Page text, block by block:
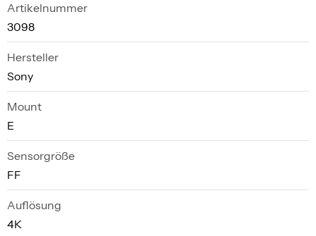
Artikelnummer
3098
Hersteller
Sony
Mount
E
Sensorgröße
FF
Auflösung
4K